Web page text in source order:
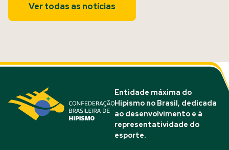
Ver todas as notícias
Entidade máxima do
Hipismo no Brasil, dedicada
ao desenvolvimento e à
representatividade do
esporte.